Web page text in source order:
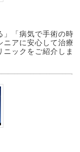
」「病気で手術の時
ニアに安心して治療
ックをご紹介しま